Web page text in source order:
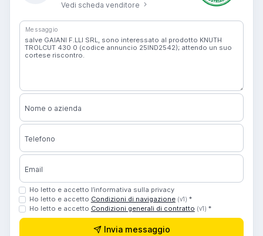
Vedi scheda venditore
Messaggio
Nome o azienda
Telefono
Email
Ho letto e accetto l’informativa sulla privacy
Ho letto e accetto Condizioni di navigazione (v1) *
Ho letto e accetto Condizioni generali di contratto (v1) *
Invia messaggio